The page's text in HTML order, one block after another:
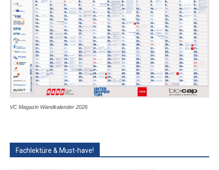
VC Magazin Wandkalender 2026
Fachlektüre & Must-have!